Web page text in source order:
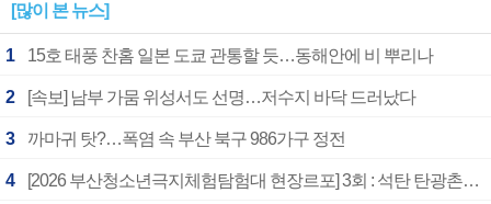
[많이 본 뉴스]
1 15호 태풍 찬홈 일본 도쿄 관통할 듯…동해안에 비 뿌리나
2 [속보] 남부 가뭄 위성서도 선명…저수지 바닥 드러났다
3 까마귀 탓?…폭염 속 부산 북구 986가구 정전
4 [2026 부산청소년극지체험탐험대 현장르포] 3회 : 석탄 탄광촌에서 북극 연구의 중심지로